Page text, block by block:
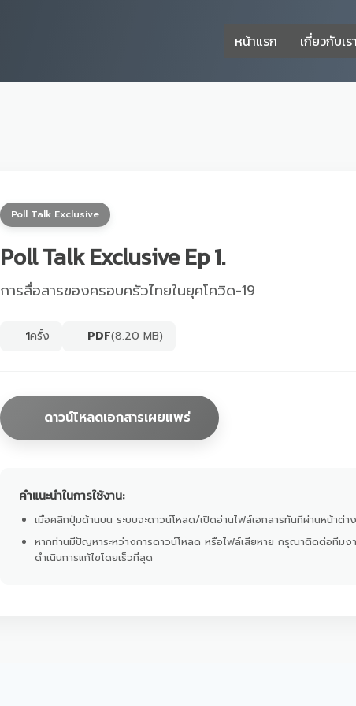
หน้าแรก เกี่ยวกับเรา
Poll Talk Exclusive
Poll Talk Exclusive Ep 1.
การสื่อสารของครอบครัวไทยในยุคโควิด-19
1ครั้ง PDF(8.20 MB)
ดาวน์โหลดเอกสารเผยแพร่
คำแนะนำในการใช้งาน:
เมื่อคลิกปุ่มด้านบน ระบบจะดาวน์โหลด/เปิดอ่านไฟล์เอกสารทันทีผ่านหน้าต่าง
หากท่านมีปัญหาระหว่างการดาวน์โหลด หรือไฟล์เสียหาย กรุณาติดต่อทีม
ดำเนินการแก้ไขโดยเร็วที่สุด